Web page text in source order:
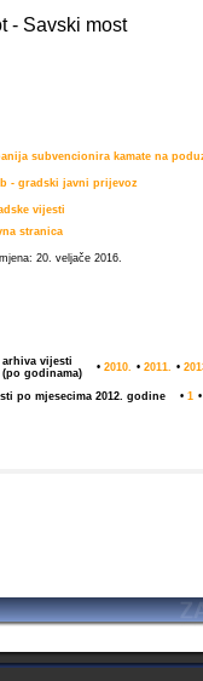
- Savski most
subvencionira kamate na
- gradski javni prijevoz
vijesti
stranica
20. veljače 2016.
arhiva vijesti
(po godinama)
• 2010. • 2011. •
po mjesecima 2012. godine • 1